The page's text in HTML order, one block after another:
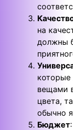
на
должны
которые
вещами
цвета,
обычно
Бюджет